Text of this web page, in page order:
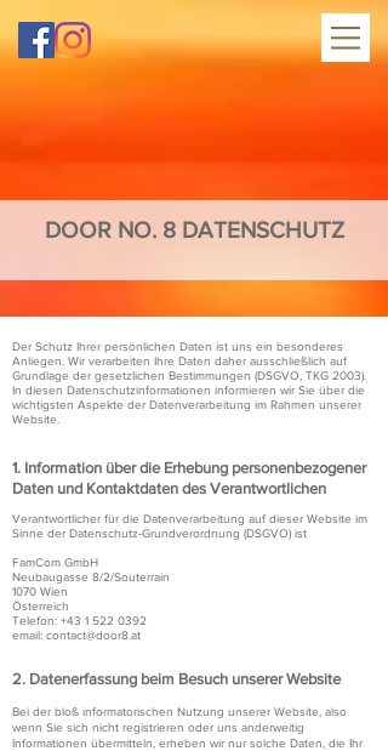
DOOR NO. 8 DATENSCHUTZ
Der Schutz Ihrer persönlichen Daten ist uns ein besonderes
Anliegen. Wir verarbeiten Ihre Daten daher ausschließlich auf
Grundlage der gesetzlichen Bestimmungen (DSGVO, TKG 2003).
In diesen Datenschutzinformationen informieren wir Sie über die
wichtigsten Aspekte der Datenverarbeitung im Rahmen unserer
Website.
​1. Information über die Erhebung personenbezogener
Daten und Kontaktdaten des Verantwortlichen
Verantwortlicher für die Datenverarbeitung auf dieser Website im
Sinne der Datenschutz-Grundverordnung (DSGVO) ist
FamCom GmbH
Neubaugasse 8/2/Souterrain
1070 Wien
Österreich
Telefon: +43 1 522 0392
email: contact@door8.at
​2. Datenerfassung beim Besuch unserer Website
Bei der bloß informatorischen Nutzung unserer Website, also
wenn Sie sich nicht registrieren oder uns anderweitig
Informationen übermitteln, erheben wir nur solche Daten, die Ihr